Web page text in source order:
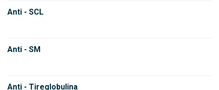
Anti - SCL
Anti - SM
Anti - Tireglobulina